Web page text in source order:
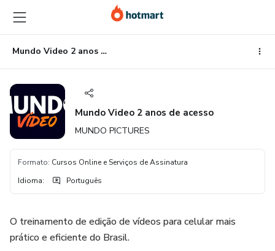
para
o
conteúdo
principal
para
o
pagamento
para
o
rodapé
Mundo Video 2 anos de acesso
Mundo Video 2 anos de acesso
MUNDO PICTURES
Formato: Cursos Online e Serviços de Assinatura
Idioma: Português
O treinamento de edição de vídeos para celular mais
prático e eficiente do Brasil.